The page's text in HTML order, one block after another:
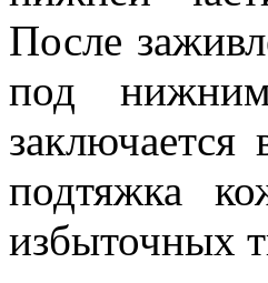
После
под
заключается
подтяжка
избыточных